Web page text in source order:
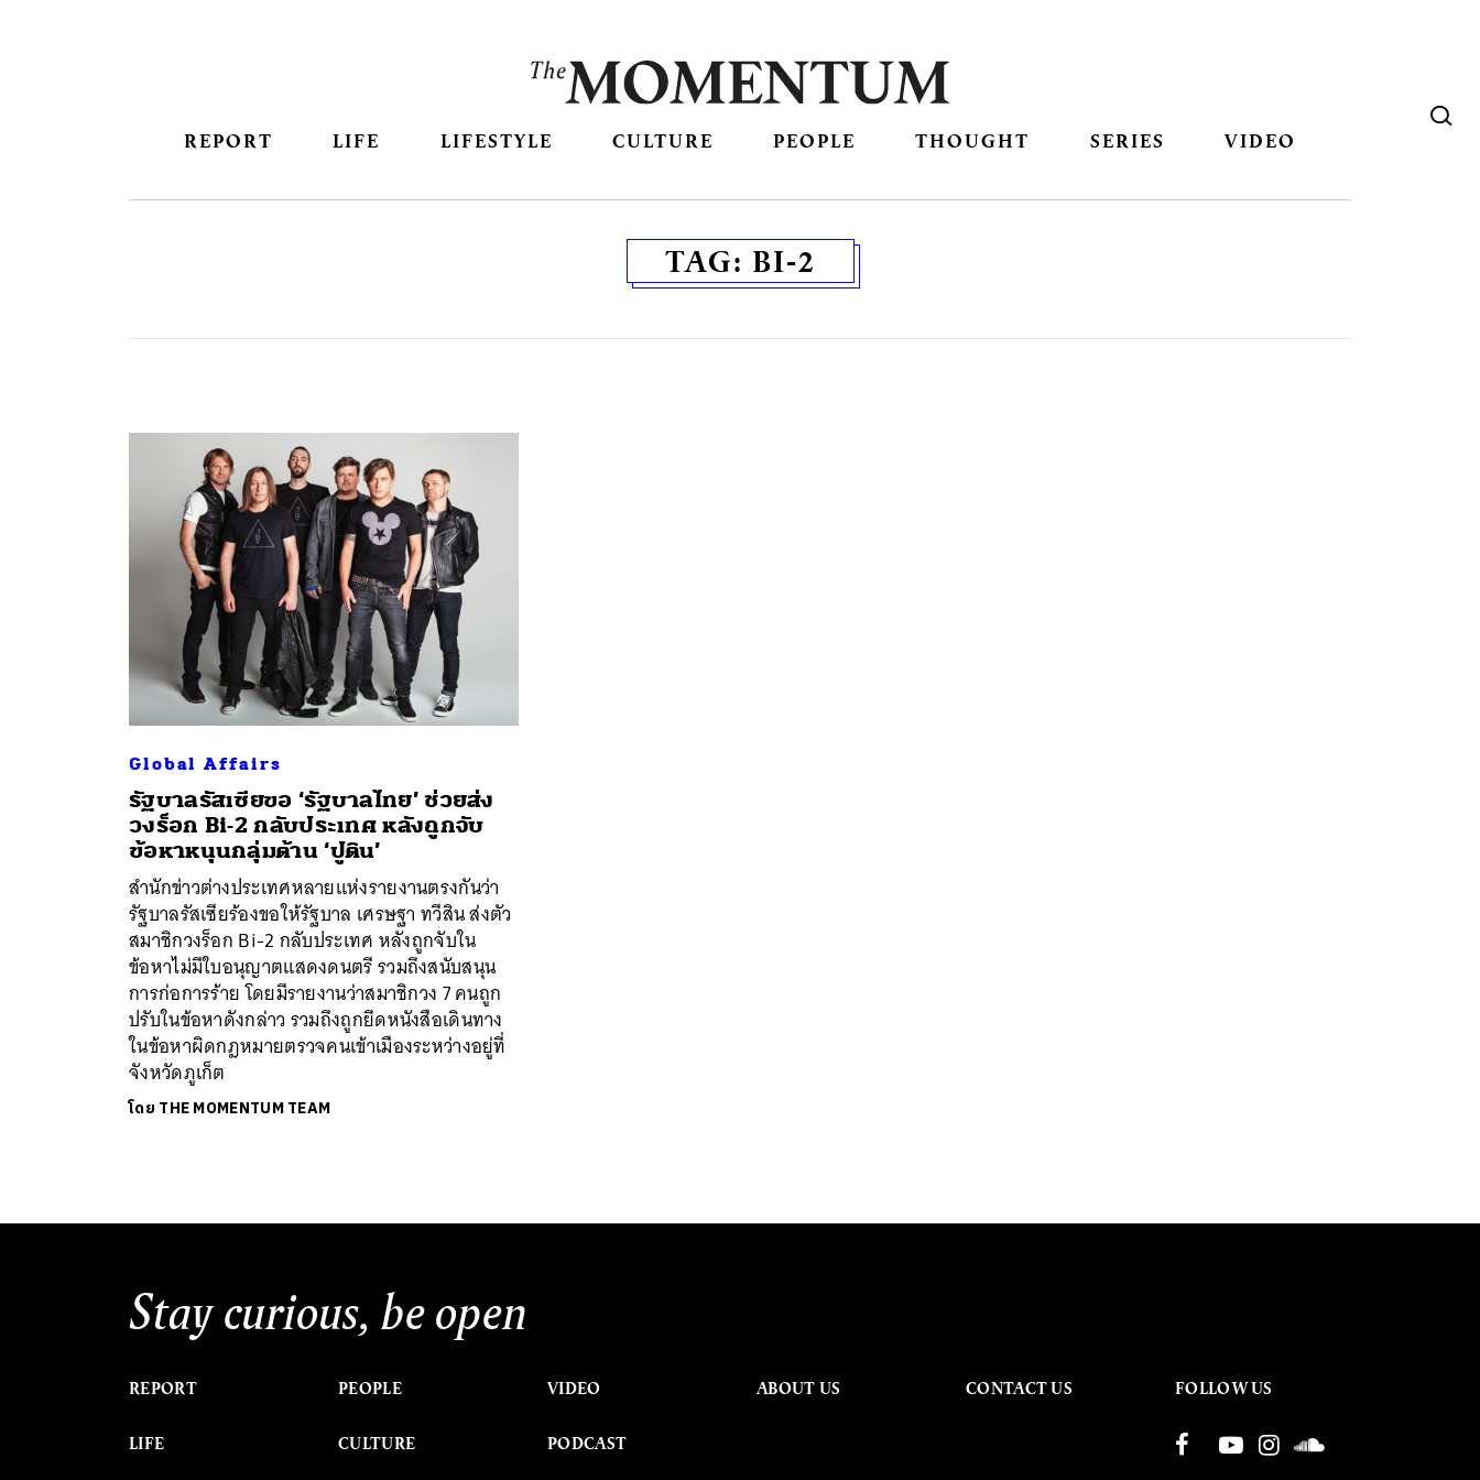
REPORT LIFE LIFESTYLE CULTURE PEOPLE THOUGHT SERIES VIDEO
TAG: BI-2
Global Affairs
รัฐบาลรัสเซียขอ ‘รัฐบาลไทย’ ช่วยส่ง
วงร็อก Bi-2 กลับประเทศ หลังถูกจับ
ข้อหาหนุนกลุ่มต้าน ‘ปูติน’
สำนักข่าวต่างประเทศหลายแห่งรายงานตรงกันว่า
รัฐบาลรัสเซียร้องขอให้รัฐบาล เศรษฐา ทวีสิน ส่งตัว
สมาชิกวงร็อก Bi-2 กลับประเทศ หลังถูกจับใน
ข้อหาไม่มีใบอนุญาตแสดงดนตรี รวมถึงสนับสนุน
การก่อการร้าย โดยมีรายงานว่าสมาชิกวง 7 คนถูก
ปรับในข้อหาดังกล่าว รวมถึงถูกยึดหนังสือเดินทาง
ในข้อหาผิดกฎหมายตรวจคนเข้าเมืองระหว่างอยู่ที่
จังหวัดภูเก็ต
โดย THE MOMENTUM TEAM
Stay curious, be open
REPORT
LIFE
PEOPLE
CULTURE
VIDEO
PODCAST
ABOUT US CONTACT US FOLLOW US
ค้นหา